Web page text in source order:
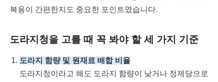
복용이 간편한지도 중요한 포인트였습니다.
도라지청을 고를 때 꼭 봐야 할 세 가지 기준
도라지 함량 및 원재료 배합 비율
도라지청이라고 해도 도라지 함량이 낮거나 정제당으로